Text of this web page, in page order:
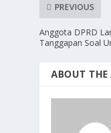
PREVIOUS
Anggota DPRD
Tanggapan Soal
ABOUT